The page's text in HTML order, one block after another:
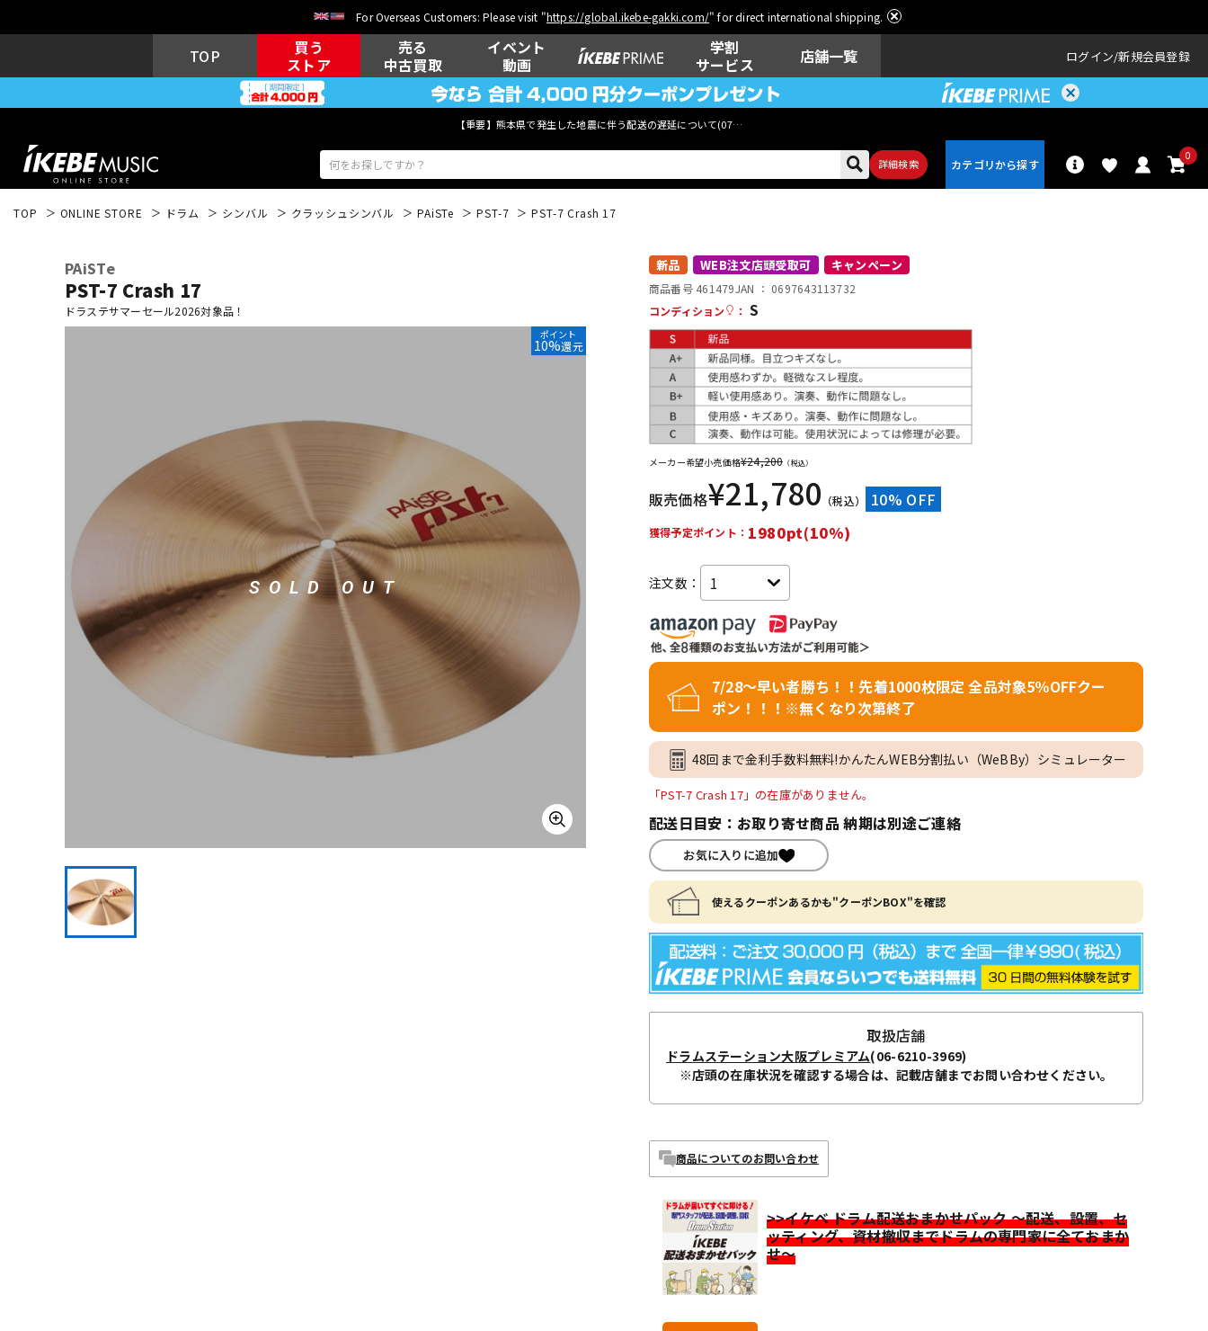
For Overseas Customers: Please visit "https://global.ikebe-gakki.com/" for direct international shipping.
TOP
買う
ストア
売る
中古買取
イベント
動画
学割
サービス
店舗一覧 ログイン 新規会員登録
【重要】熊本県で発生した地震に伴う配送の遅延について(07月29日
詳細検索
0
ウクレレ ドラム
管楽器 その他楽器
DTM レコーディン
グ機器
配信/ライブ
機器
ヴィンテージ
TOP ONLINE STORE ドラム シンバル クラッシュシンバル PAiSTe PST-7 PST-7 Crash 17
PAiSTe
PST-7 Crash 17
ドラステサマーセール2026対象品！
SOLD OUT
ポイント
10%還元
新品 WEB注文店頭受取可 キャンペーン
商品番号 461479JAN ： 0697643113732
コンディション
： S
メーカー希望小売価格¥24,200 （税込）
販売価格¥21,780 （税込） 10% OFF
獲得予定ポイント： 1980pt(10%)
注文数：
7/28～早い者勝ち！！先着1000枚限定 全品対象5％OFFクー
ポン！！！※無くなり次第終了
48回まで金利手数料無料!かんたんWEB分割払い（WeBBy）シミュレーター
「PST-7 Crash 17」の在庫がありません。
配送日目安：お取り寄せ商品 納期は別途ご連絡
お気に入りに追加
使えるクーポンあるかも"クーポンBOX"を確認
取扱店舗
ドラムステーション大阪プレミアム(06-6210-3969)
※店頭の在庫状況を確認する場合は、記載店舗までお問い合わせください。
商品についてのお問い合わせ
>>イケベ ドラム配送おまかせパック ～配送、設置、セ
ッティング、資材撤収までドラムの専門家に全ておまか
せ～